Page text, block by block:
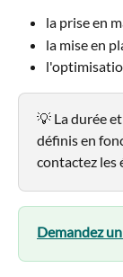
la prise en
la mise en
💡 La durée
définis en
contactez les
Demandez